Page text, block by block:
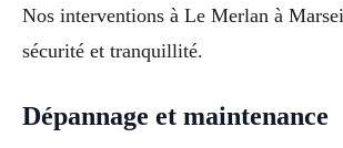
Nos interventions à Le Merlan à
sécurité et tranquillité.
Dépannage et maintenance